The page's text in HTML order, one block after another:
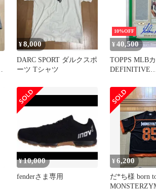
¥8,000
DARC SPORT ダルクスポ
ーツ Tシャツ
10%OFF
¥ 40,500
TOPPS MLB
DEFINITIVE
RYAN TEXAS
/10 #DARC-
中古 IT2
¥10,000
fenderさま専用
¥6,200
だ*ち様 born